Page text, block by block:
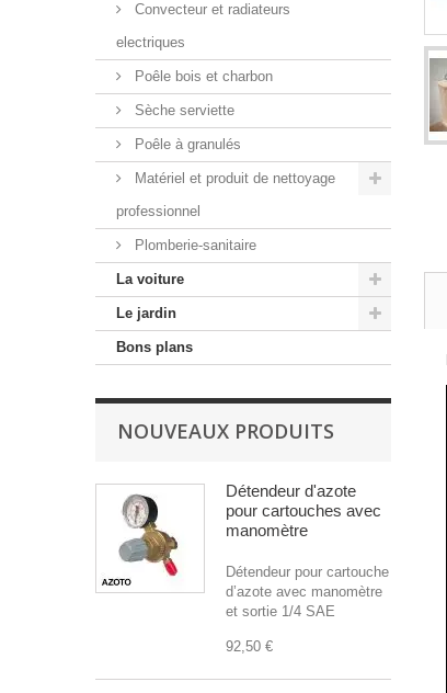
Convecteur et radiateurs
electriques
Poêle bois et charbon
Sèche serviette
Poêle à granulés
Matériel et produit de nettoyage
professionnel
Plomberie-sanitaire
La voiture
Le jardin
Bons plans
NOUVEAUX PRODUITS
Détendeur d'azote
pour cartouches avec
manomètre
Détendeur pour cartouche
d’azote avec manomètre
et sortie 1/4 SAE
92,50 €